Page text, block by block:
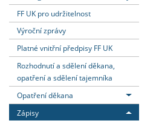
FF UK pro udržitelnost
Výroční zprávy
Platné vnitřní předpisy FF UK
Rozhodnutí a sdělení děkana,
opatření a sdělení tajemníka
Opatření děkana
Zápisy